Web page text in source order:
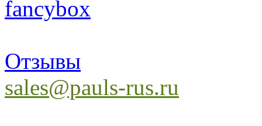
Отзывы
sales@pauls-rus.ru